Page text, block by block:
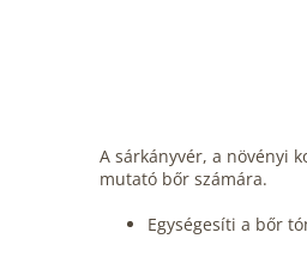
A sárkányvér, a növényi
mutató bőr számára.
Egységesíti a bőr